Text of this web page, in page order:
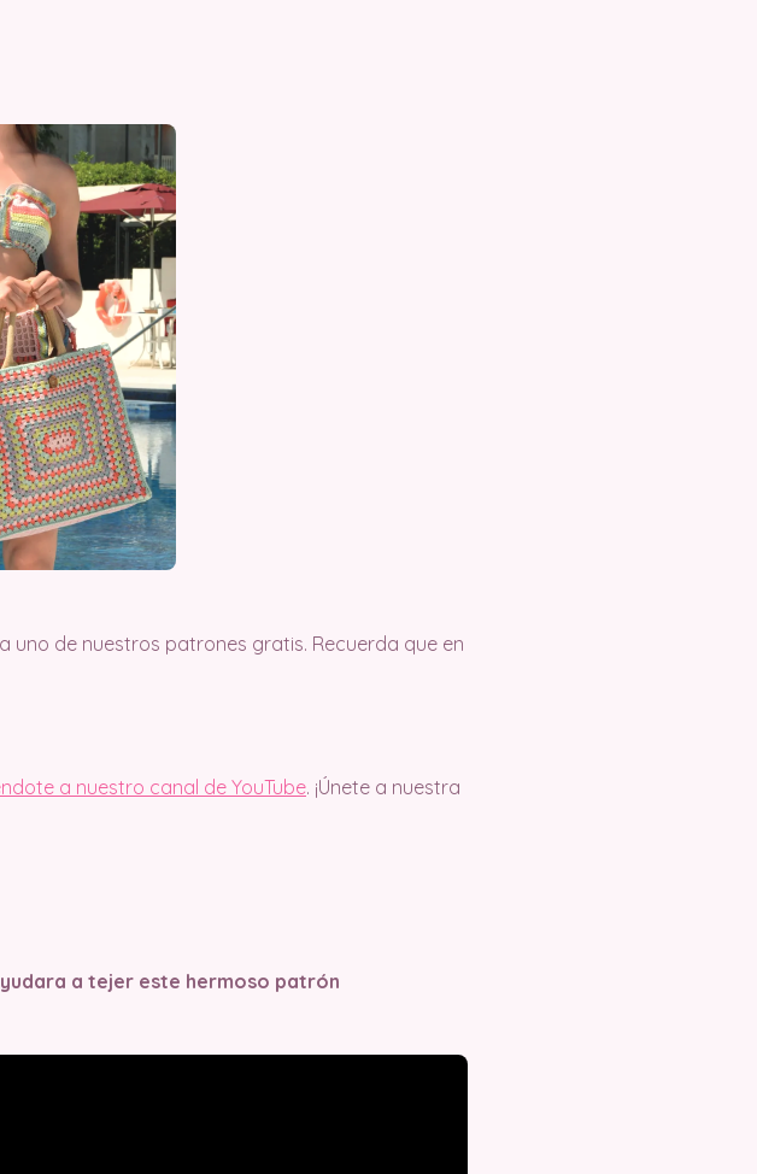
de nuestros patrones gratis. Recuerda que en
a nuestro canal de YouTube. ¡Únete a nuestra
a tejer este hermoso patrón